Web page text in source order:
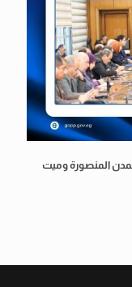
المنصورة وميت